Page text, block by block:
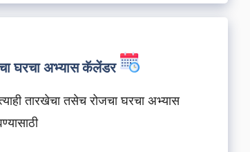
घरचा अभ्यास कॅलेंडर
तारखेचा तसेच रोजचा घरचा अभ्यास